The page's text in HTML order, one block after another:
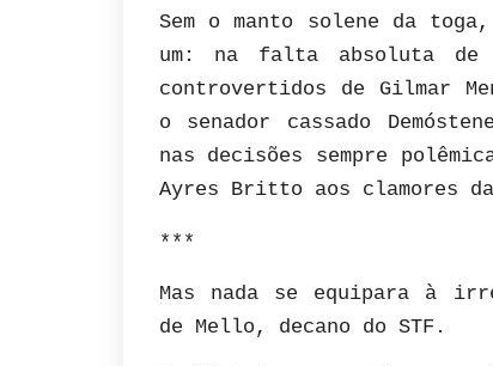
Sem o manto solene da
um: na falta absoluta de
controvertidos de Gilmar
o senador cassado
nas decisões sempre
Ayres Britto aos clamores
***
Mas nada se equipara à
de Mello, decano do STF.